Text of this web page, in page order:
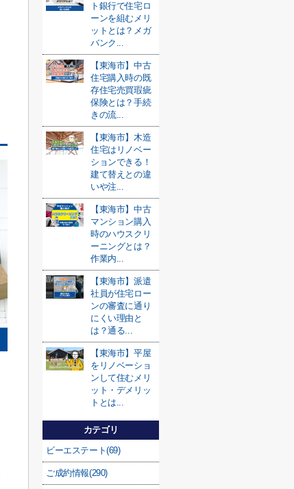
ト銀行で住宅ロ
ーンを組むメリ
ットとは？メガ
バンク...
【東海市】中古
住宅購入時の既
存住宅売買瑕疵
保険とは？手続
きの流...
【東海市】木造
住宅はリノベー
ションできる！
建て替えとの違
いや注...
【東海市】中古
マンション購入
時のハウスクリ
ーニングとは？
作業内...
【東海市】派遣
社員が住宅ロー
ンの審査に通り
にくい理由と
は？通る...
【東海市】平屋
をリノベーショ
ンして住むメリ
ット・デメリッ
トとは...
カテゴリ
ビーエステート(69)
ご成約情報(290)